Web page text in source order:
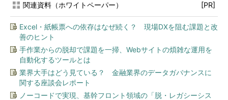
関連資料（ホワイトペーパー） [PR]
Excel・紙帳票への依存はなぜ続く？ 現場DXを阻む課題と改
善のヒント
手作業からの脱却で課題を一掃、Webサイトの煩雑な運用を
自動化するツールとは
業界大手はどう見ている？ 金融業界のデータガバナンスに
関する座談会レポート
ノーコードで実現、基幹フロント領域の「脱・レガシーシス